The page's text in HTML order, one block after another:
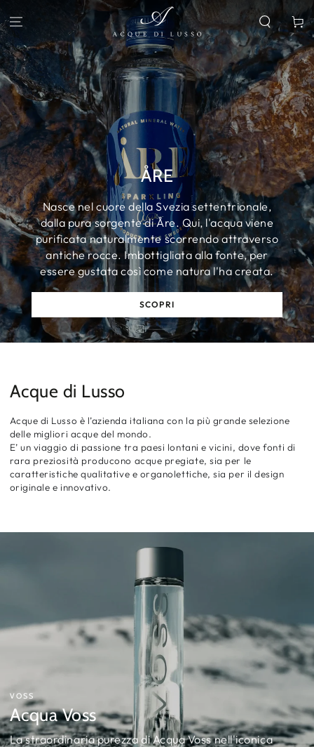
CONTENUTO
Carello
ÅRE
Nasce nel cuore della Svezia settentrionale,
dalla pura sorgente di Åre. Qui, l'acqua viene
purificata naturalmente scorrendo attraverso
antiche rocce. Imbottigliata alla fonte, per
essere gustata così come natura l'ha creata.
SCOPRI
Acque di Lusso
Acque di Lusso è l’azienda italiana con la più grande selezione
delle migliori acque del mondo.
E’ un viaggio di passione tra paesi lontani e vicini, dove fonti di
rara preziosità producono acque pregiate, sia per le
caratteristiche qualitative e organolettiche, sia per il design
originale e innovativo.
VOSS
Acqua Voss
La straordinaria purezza di Acqua Voss nell'iconica